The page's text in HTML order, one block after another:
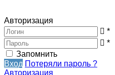
Авторизация
*
*
Запомнить
Вход Потеряли пароль ?
Авторизация